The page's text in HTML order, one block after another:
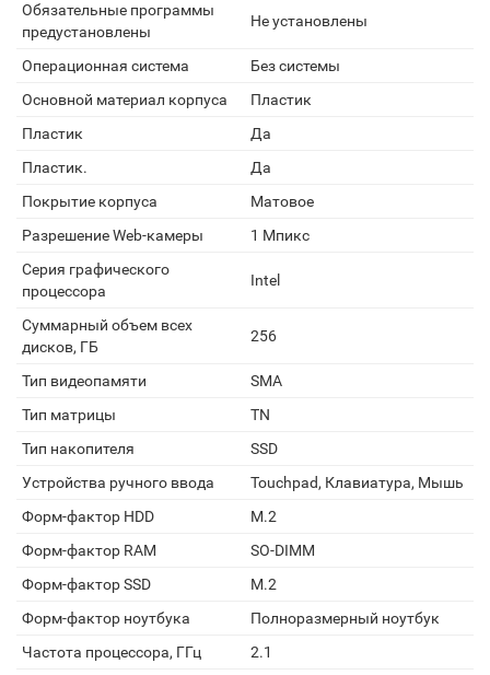
Обязательные программы
предустановлены
Не установлены
Операционная система
Без системы
Основной материал корпуса
Пластик
Пластик
Да
Пластик.
Да
Покрытие корпуса
Матовое
Разрешение Web-камеры
1 Мпикс
Серия графического
процессора
Intel
Суммарный объем всех
дисков, ГБ
256
Тип видеопамяти
SMA
Тип матрицы
TN
Тип накопителя
SSD
Устройства ручного ввода
Touchpad, Клавиатура, Мышь
Форм-фактор HDD
M.2
Форм-фактор RAM
SO-DIMM
Форм-фактор SSD
M.2
Форм-фактор ноутбука
Полноразмерный ноутбук
Частота процессора, ГГц
2.1